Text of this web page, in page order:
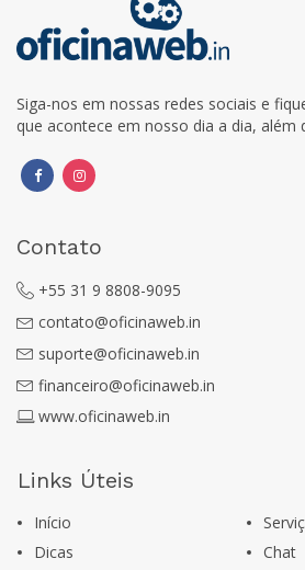
Siga-nos em nossas redes sociais e
que acontece em nosso dia a dia, além
Contato
+55 31 9 8808-9095
contato@oficinaweb.in
suporte@oficinaweb.in
financeiro@oficinaweb.in
www.oficinaweb.in
Links Úteis
Início
Dicas
Chat